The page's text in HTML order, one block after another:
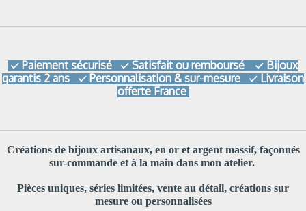
 Paiement sécurisé  Satisfait ou remboursé  Bijoux
garantis 2 ans
 Personnalisation & sur-mesure  Livraison
offerte France
Créations de bijoux artisanaux, en or et argent massif, façonnés
sur-commande et à la main dans mon atelier.
Pièces uniques, séries limitées, vente au détail, créations sur
mesure ou personnalisées